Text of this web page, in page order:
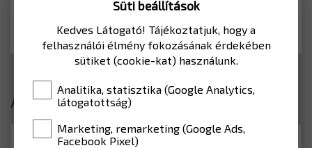
KOSÁRBA
Ajánlott termékek
CSP380003400400 CSP375TE0080
Süti beállítások
Kedves Látogató! Tájékoztatjuk, hogy a
felhasználói élmény fokozásának érdekében
sütiket (cookie-kat) használunk.
Analitika, statisztika (Google Analytics,
látogatottság)
Marketing, remarketing (Google Ads,
Facebook Pixel)